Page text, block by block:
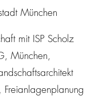
München
mit ISP Scholz
München,
Freianlagenplanung